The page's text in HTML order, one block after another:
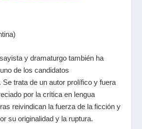
y dramaturgo también ha
de los candidatos
Se trata de un autor prolífico y fuera
por la crítica en lengua
reivindican la fuerza de la ficción y
su originalidad y la ruptura.